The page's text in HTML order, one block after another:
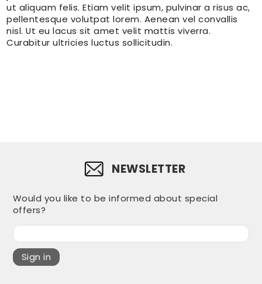
ut aliquam felis. Etiam velit ipsum, pulvinar a risus ac,
pellentesque volutpat lorem. Aenean vel convallis
nisl. Ut eu lacus sit amet velit mattis viverra.
Curabitur ultricies luctus sollicitudin.
NEWSLETTER
Would you like to be informed about special
offers?
Sign in